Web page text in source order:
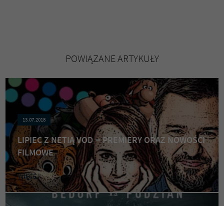
POWIĄZANE ARTYKUŁY
13.07.2018
LIPIEC Z NETIĄ VOD – PREMIERY ORAZ NOWOŚCI
FILMOWE
WIĘCEJ